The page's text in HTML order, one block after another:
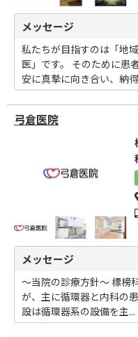
メッセージ
私たちが目指すのは「地
医」です。 そのために患
安に真摯に向き合い、納
弓倉医院
メッセージ
～当院の診療方針～ 標榜
が、主に循環器と内科の
設は循環器系の設備を主...